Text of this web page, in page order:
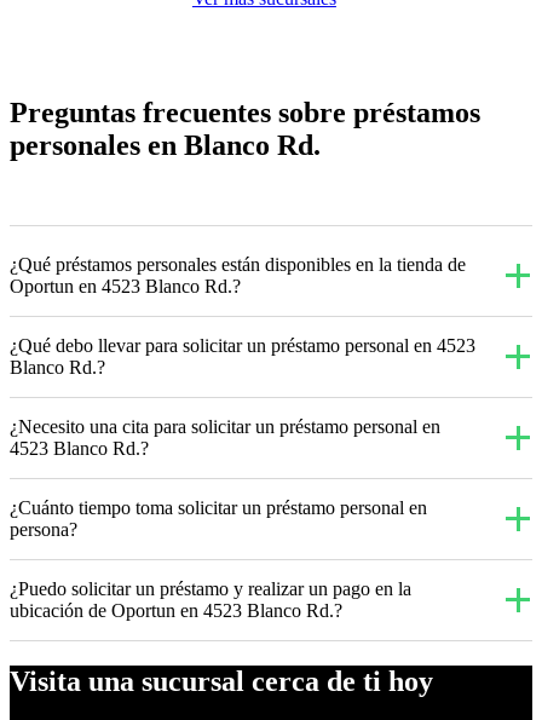
Preguntas frecuentes sobre préstamos
personales en Blanco Rd.
¿Qué préstamos personales están disponibles en la tienda de
Oportun en 4523 Blanco Rd.?
¿Qué debo llevar para solicitar un préstamo personal en 4523
Blanco Rd.?
¿Necesito una cita para solicitar un préstamo personal en
4523 Blanco Rd.?
¿Cuánto tiempo toma solicitar un préstamo personal en
persona?
¿Puedo solicitar un préstamo y realizar un pago en la
ubicación de Oportun en 4523 Blanco Rd.?
Visita una sucursal cerca de ti hoy